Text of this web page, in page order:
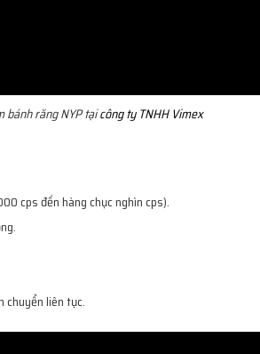
bánh răng NYP tạicông ty TNHH Vimex
cps đến hàng chục nghìn cps).
chuyển liên tục.